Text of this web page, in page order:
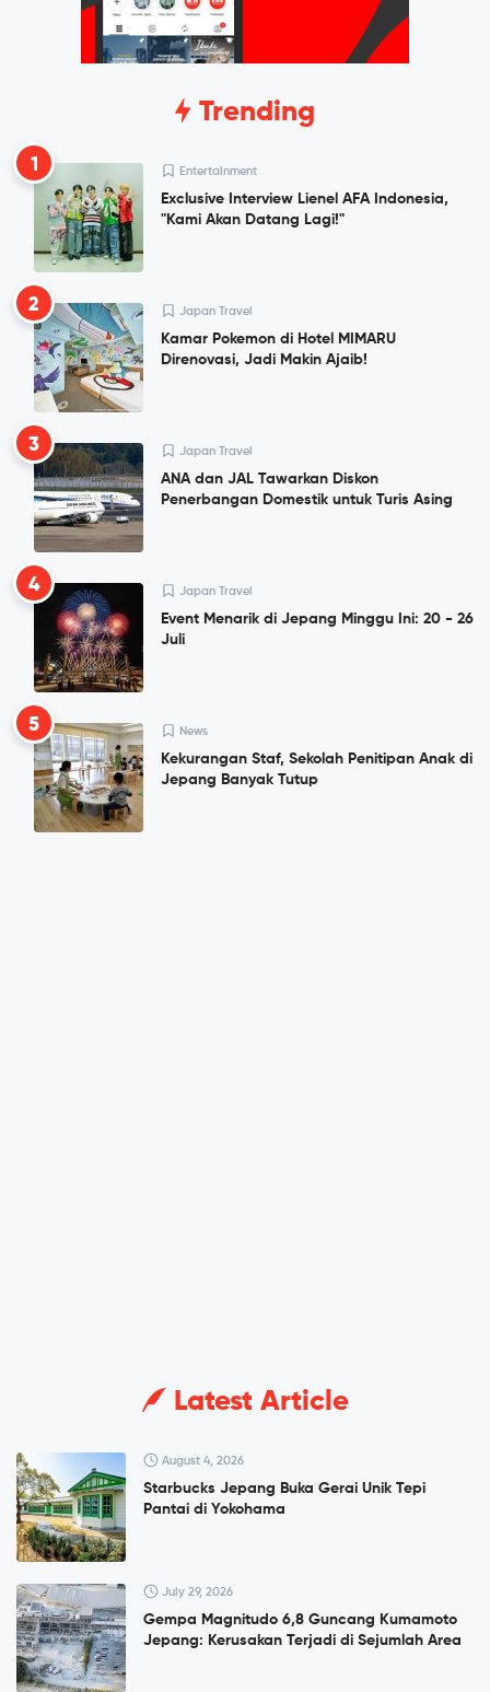
Trending
1 Entertainment
Exclusive Interview Lienel AFA Indonesia,
"Kami Akan Datang Lagi!"
2 Japan Travel
Kamar Pokemon di Hotel MIMARU
Direnovasi, Jadi Makin Ajaib!
3 Japan Travel
ANA dan JAL Tawarkan Diskon
Penerbangan Domestik untuk Turis Asing
4 Japan Travel
Event Menarik di Jepang Minggu Ini: 20 - 26
Juli
5 News
Kekurangan Staf, Sekolah Penitipan Anak di
Jepang Banyak Tutup
Latest Article
August 4, 2026
Starbucks Jepang Buka Gerai Unik Tepi
Pantai di Yokohama
July 29, 2026
Gempa Magnitudo 6,8 Guncang Kumamoto
Jepang: Kerusakan Terjadi di Sejumlah Area